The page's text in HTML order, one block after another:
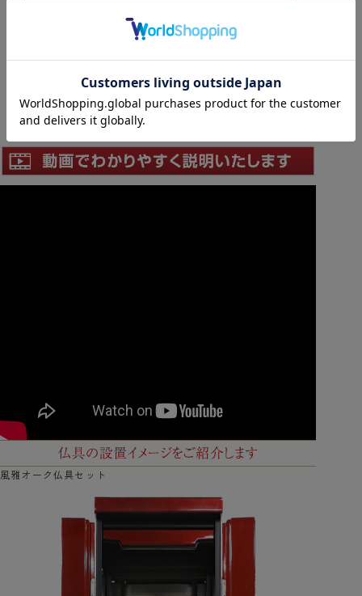
燃えるような王者の心で、最高の
人生を勝ち拓きましょう！
風雅オーク仏具セット